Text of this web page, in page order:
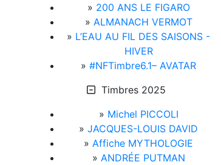
» 200 ANS LE FIGARO
» ALMANACH VERMOT
» L’EAU AU FIL DES SAISONS -
HIVER
» #NFTimbre6.1– AVATAR
Timbres 2025
» Michel PICCOLI
» JACQUES-LOUIS DAVID
» Affiche MYTHOLOGIE
» ANDRÉE PUTMAN